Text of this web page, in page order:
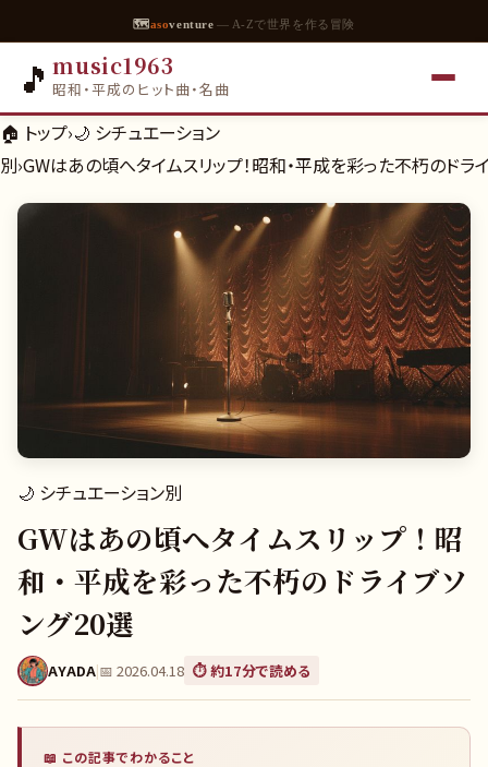
🗺asoventure — A-Zで世界を作る冒険
🎵 music1963
昭和・平成のヒット曲・名曲
🏠 トップ›🌙 シチュエーション
別›GWはあの頃へタイムスリップ！昭和・平成を彩った不朽のドラ
🌙 シチュエーション別
GWはあの頃へタイムスリップ！昭
和・平成を彩った不朽のドライブソ
ング20選
AYADA|📅 2026.04.18 ⏱️ 約17分で読める
📖 この記事でわかること